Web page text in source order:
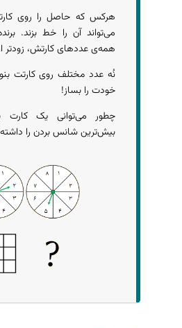
هرکس که حاصل را روی
می‌تواند آن را خط بزند.
همه‌ی عددهای کارتش، زودتر
نُه عدد مختلف روی کارتت
خودت را بساز!
چطور می‌توانی یک کارت
بیش‌ترین شانس بردن را